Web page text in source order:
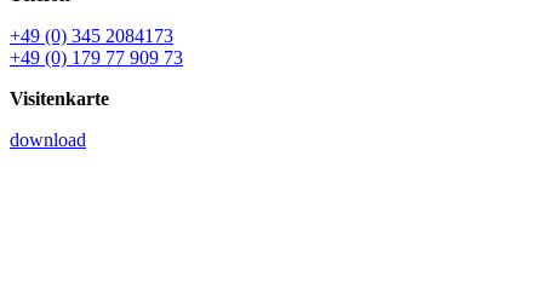
+49 (0) 345 2084173
+49 (0) 179 77 909 73
Visitenkarte
download